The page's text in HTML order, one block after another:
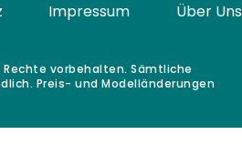
vorbehalten. Sämtliche
Preis- und Modelländerungen
Impressum
Über Uns